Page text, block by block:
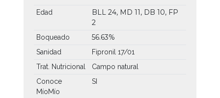
Edad
BLL 24, MD 11, DB 10, FP
2
Boqueado 56.63%
Sanidad
Fipronil 17/01
Trat. Nutricional
Campo natural
Conoce
MíoMío
SI